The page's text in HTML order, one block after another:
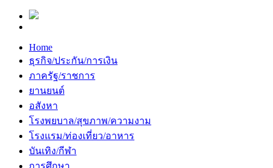
Home
ธุรกิจ/ประกัน/การเงิน
ภาครัฐ/ราชการ
ยานยนต์
อสังหา
โรงพยบาล/สุขภาพ/ความงาม
โรงแรม/ท่องเที่ยว/อาหาร
บันเทิง/กีฬา
การศึกษา